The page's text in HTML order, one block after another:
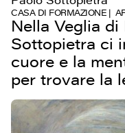
CASA DI FORMAZIONE
Nella Veglia
Sottopietra ci
cuore e la
per trovare la